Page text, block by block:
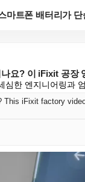
요? 이 iFixit 공장
한 엔지니어링과
This iFixit factory